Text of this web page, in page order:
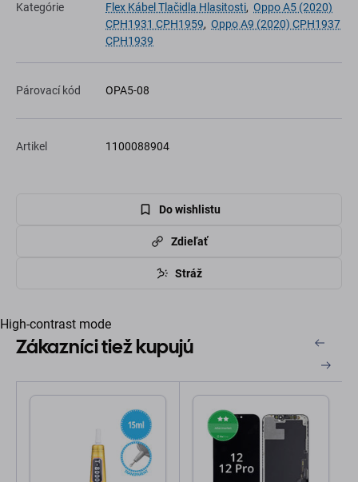
Kategórie Flex Kábel Tlačidla Hlasitosti, Oppo A5 (2020)
CPH1931 CPH1959, Oppo A9 (2020) CPH1937
CPH1939
Párovací kód OPA5-08
Artikel 1100088904
Do wishlistu
Zdieľať
Stráž
High-contrast mode
Zákazníci tiež kupujú